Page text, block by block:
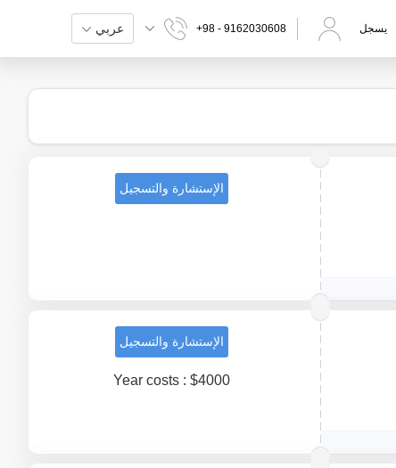
يسجل +98 - 9162030608 عربي
الإستشارة والتسجيل
الإستشارة والتسجيل
Year costs : $4000